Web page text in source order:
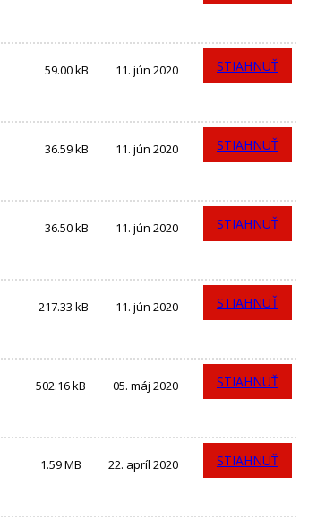
STIAHNUŤ
59.00 kB 11. jún 2020
STIAHNUŤ
36.59 kB 11. jún 2020
STIAHNUŤ
36.50 kB 11. jún 2020
STIAHNUŤ
217.33 kB 11. jún 2020
STIAHNUŤ
502.16 kB 05. máj 2020
STIAHNUŤ
1.59 MB 22. apríl 2020